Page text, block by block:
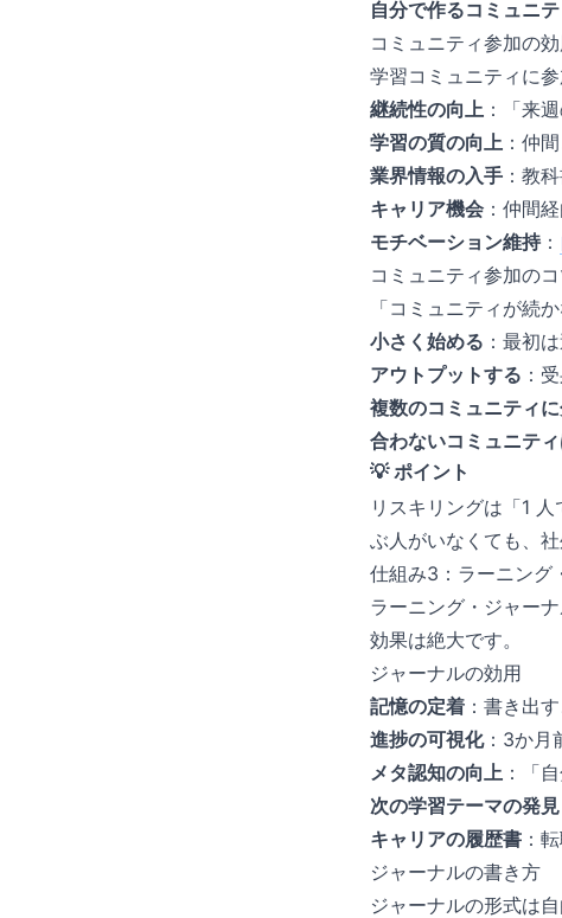
自分で作るコミュニテ
コミュニティ参加の
学習コミュニティに
継続性の向上 ：「来
学習の質の向上 ：仲
業界情報の入手 ：教
キャリア機会 ：仲間
モチベーション維持：
コミュニティ参加の
「コミュニティが続
小さく始める ：最初
アウトプットする ：
複数のコミュニティ
合わないコミュニテ
💡 ポイント
リスキリングは「1
ぶ人がいなくても、
仕組み3：ラーニング
ラーニング・ジャー
効果は絶大です。
ジャーナルの効用
記憶の定着 ：書き出
進捗の可視化：3か月
メタ認知の向上 ：「
次の学習テーマの発見
キャリアの履歴書 ：
ジャーナルの書き方
ジャーナルの形式は